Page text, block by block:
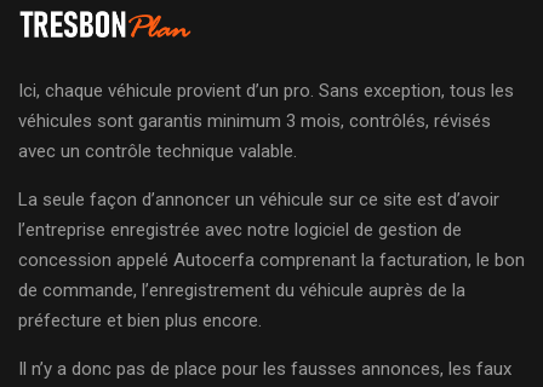
Ici, chaque véhicule provient d’un pro. Sans exception, tous les
véhicules sont garantis minimum 3 mois, contrôlés, révisés
avec un contrôle technique valable.
La seule façon d’annoncer un véhicule sur ce site est d’avoir
l’entreprise enregistrée avec notre logiciel de gestion de
concession appelé Autocerfa comprenant la facturation, le bon
de commande, l’enregistrement du véhicule auprès de la
préfecture et bien plus encore.
Il n’y a donc pas de place pour les fausses annonces, les faux